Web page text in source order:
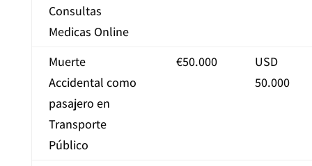
Consultas
Medicas Online
Muerte
Accidental como
pasajero en
Transporte
Público
€50.000
USD
50.000